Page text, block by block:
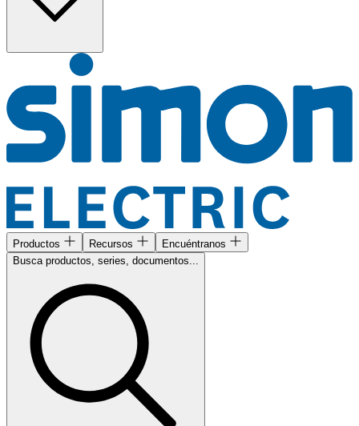
Productos Recursos
Encuéntranos
Busca productos, series, documentos...